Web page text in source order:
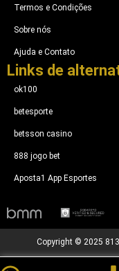
Termos e Condições
Sobre nós
Ajuda e Contato
Links de
ok100
betesporte​
betsson casino
888 jogo bet
Aposta1 App Esportes
Copyright © 2025